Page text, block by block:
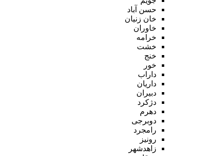
حسن آباد
خان زنیان
خاوران
خرامه
خشت
خنج
خور
داراب
داریان
دبیران
دژکرد
دهرم
دوبرجی
رامجرد
رونیز
زاهدشهر